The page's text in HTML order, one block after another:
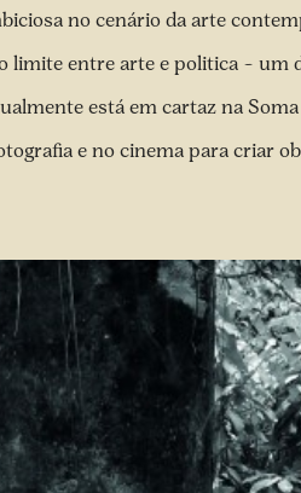
no cenário da arte
limite entre arte e politica – um
está em cartaz na
e no cinema para criar